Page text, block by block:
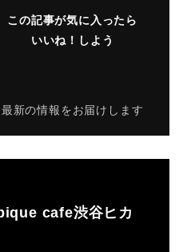
この記事が気に入ったら
いいね！しよう
最新の情報をお届けします
cafe渋谷ヒカ